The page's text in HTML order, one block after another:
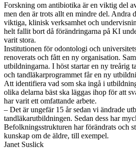
Forskning om antibiotika är en viktig del
men den är trots allt en mindre del. Andra
viktiga, klinisk verksamhet och
helt fallit bort då förändringarna på KI
varit stora.
Institutionen för odontologi och
renoverats och fått en ny organisation.
utbildningarna. I höst startar en ny treårig
och tandläkarprogrammet får en ny
Att identifiera vad som ska ingå i
olika delarna bäst ska läggas ihop för att
har varit ett omfattande arbete.
– Det är ungefär 15 år sedan vi ändrade
tandläkarutbildningen. ­Sedan dess har
Befolkningsstrukturen har förändrats och
kunskap om de äldre, till ­exempel.
Janet Suslick